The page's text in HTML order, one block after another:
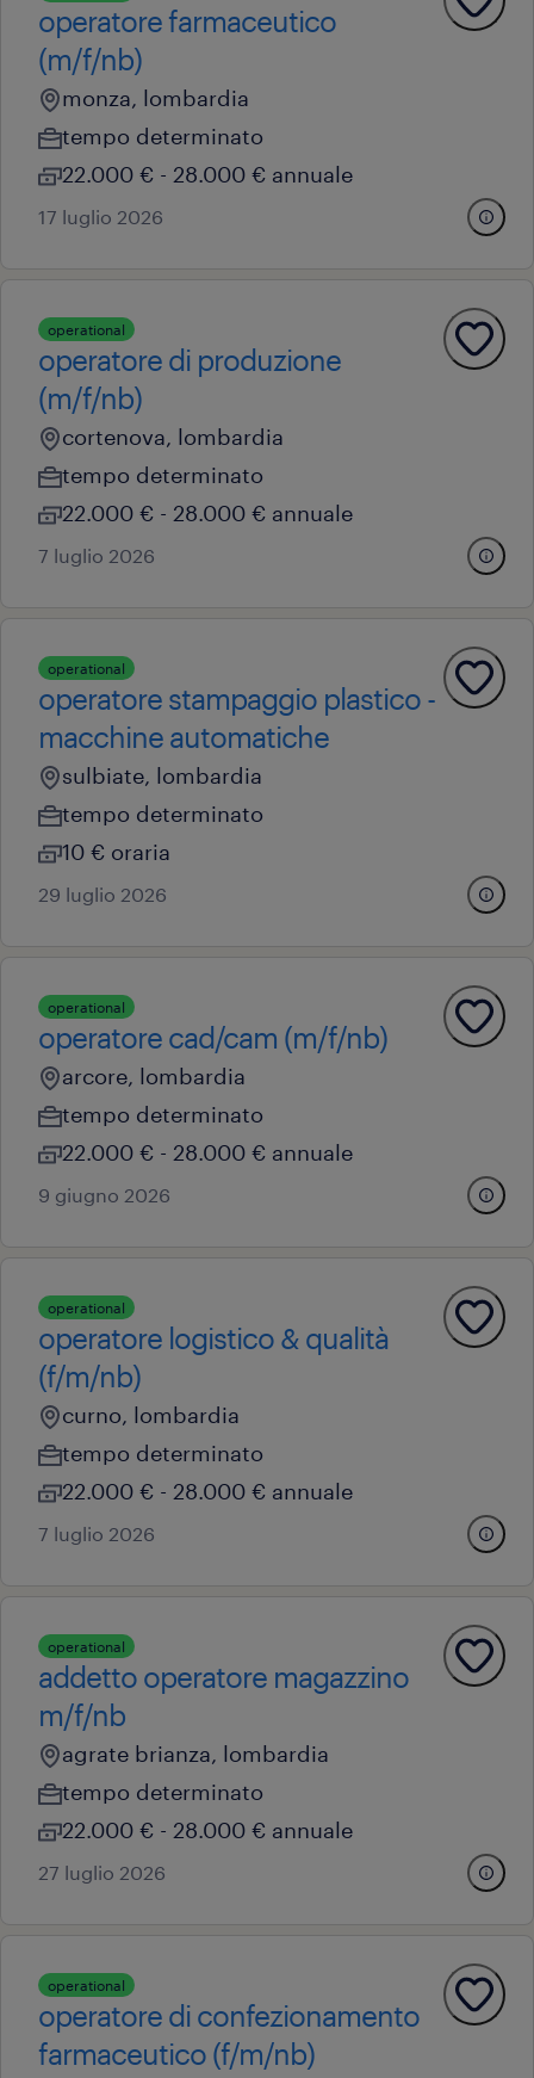
operatore farmaceutico
(m/f/nb)
monza, lombardia
tempo determinato
22.000 € - 28.000 € annuale
17 luglio 2026
operational
operatore di produzione
(m/f/nb)
cortenova, lombardia
tempo determinato
22.000 € - 28.000 € annuale
7 luglio 2026
operational
operatore stampaggio plastico -
macchine automatiche
sulbiate, lombardia
tempo determinato
10 € oraria
29 luglio 2026
operational
operatore cad/cam (m/f/nb)
arcore, lombardia
tempo determinato
22.000 € - 28.000 € annuale
9 giugno 2026
operational
operatore logistico & qualità
(f/m/nb)
curno, lombardia
tempo determinato
22.000 € - 28.000 € annuale
7 luglio 2026
operational
addetto operatore magazzino
m/f/nb
agrate brianza, lombardia
tempo determinato
22.000 € - 28.000 € annuale
27 luglio 2026
operational
operatore di confezionamento
farmaceutico (f/m/nb)